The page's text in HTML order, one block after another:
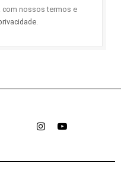
com nossos termos e
.
InstagramYouTube